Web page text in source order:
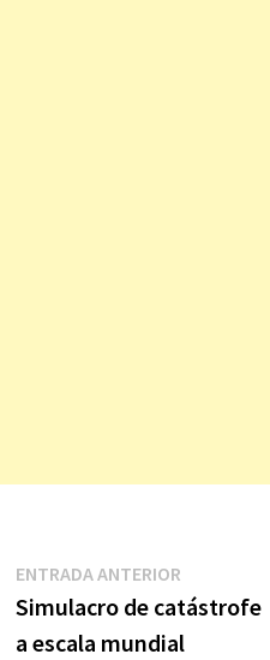
Navegación
de
ENTRADA ANTERIOREntrada
anterior:
Simulacro de catástrofe
a escala mundial